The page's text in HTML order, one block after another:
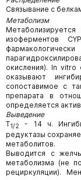
Связывание с
Метаболизм
изоферментов
окисления). In vitro
оказывают
сопоставимое с
препарата в
определяется
Выведение
T1/2- 14 ч.
редуктазы
метаболитов.
Выводится с
метаболизма (не
рециркуляции).